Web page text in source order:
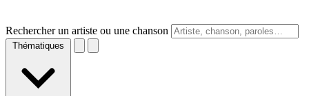
Rechercher un artiste ou une chanson
Thématiques